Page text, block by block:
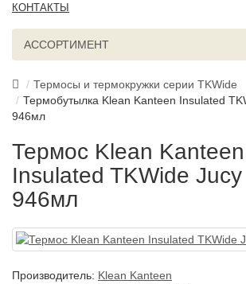
КОНТАКТЫ
АССОРТИМЕНТ
Термосы и термокружки серии TKWide
Термобутылка Klean Kanteen Insulated
946мл
Термос Klean Kanteen
Insulated TKWide
946мл
Производитель: Klean Kanteen